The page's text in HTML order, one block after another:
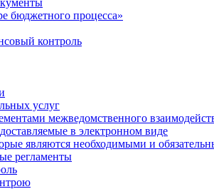
бюджетного процесса»
контроль
услуг
межведомственного
в электронном виде
являются необходимыми и
регламенты